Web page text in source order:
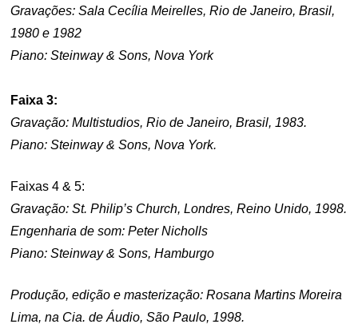
Gravações: Sala Cecília Meirelles, Rio de Janeiro, Brasil,
1980 e 1982
Piano: Steinway & Sons, Nova York
Faixa 3:
Gravação: Multistudios, Rio de Janeiro, Brasil, 1983.
Piano: Steinway & Sons, Nova York.
Faixas 4 & 5:
Gravação: St. Philip’s Church, Londres, Reino Unido, 1998.
Engenharia de som: Peter Nicholls
Piano: Steinway & Sons, Hamburgo
Produção, edição e masterização: Rosana Martins Moreira
Lima, na Cia. de Áudio, São Paulo, 1998.